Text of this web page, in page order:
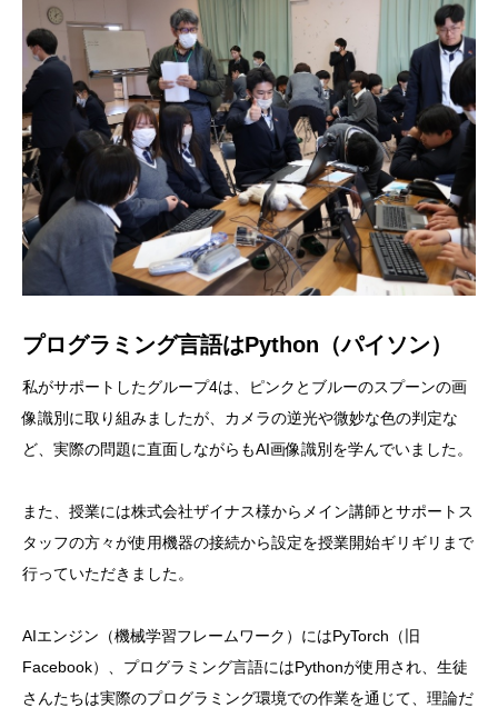
プログラミング言語はPython（パイソン）
私がサポートしたグループ4は、ピンクとブルーのスプーンの画
像識別に取り組みましたが、カメラの逆光や微妙な色の判定な
ど、実際の問題に直面しながらもAI画像識別を学んでいました。
また、授業には株式会社ザイナス様からメイン講師とサポートス
タッフの方々が使用機器の接続から設定を授業開始ギリギリまで
行っていただきました。
AIエンジン（機械学習フレームワーク）にはPyTorch（旧
Facebook）、プログラミング言語にはPythonが使用され、生徒
さんたちは実際のプログラミング環境での作業を通じて、理論だ